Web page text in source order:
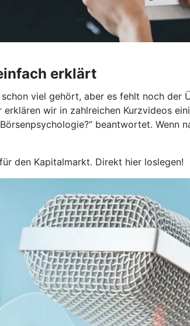
erklärt
viel gehört, aber es fehlt noch der
wir in zahlreichen Kurzvideos
beantwortet.
den Kapitalmarkt. Direkt hier loslegen!